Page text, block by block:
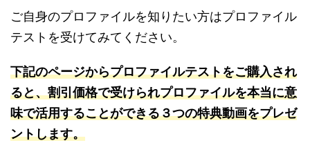
ご自身のプロファイルを知りたい方はプロファイル
テストを受けてみてください。
下記のページからプロファイルテストをご購入され
ると、割引価格で受けられプロファイルを本当に意
味で活用することができる３つの特典動画をプレゼ
ントします。